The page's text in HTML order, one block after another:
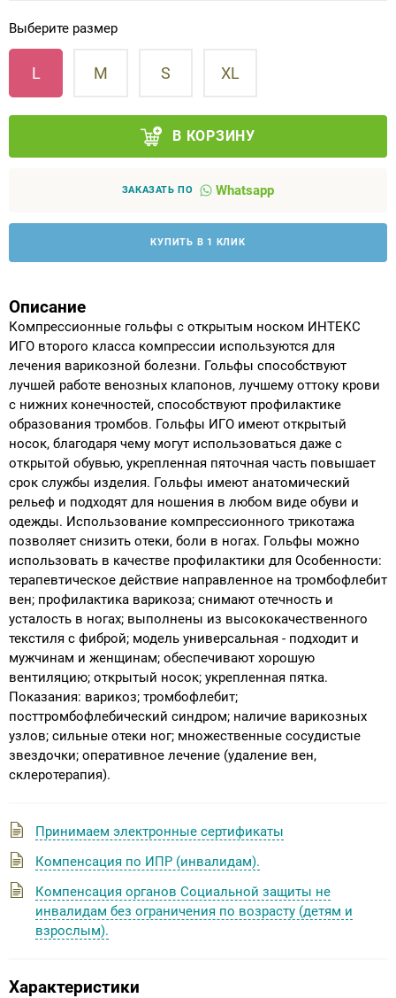
Выберите размер
L M S XL
В КОРЗИНУ
ЗАКАЗАТЬ ПО Whatsapp
КУПИТЬ В 1 КЛИК
Описание
Компрессионные гольфы с открытым носком ИНТЕКС
ИГО второго класса компрессии используются для
лечения варикозной болезни. Гольфы способствуют
лучшей работе венозных клапонов, лучшему оттоку крови
с нижних конечностей, способствуют профилактике
образования тромбов. Гольфы ИГО имеют открытый
носок, благодаря чему могут использоваться даже с
открытой обувью, укрепленная пяточная часть повышает
срок службы изделия. Гольфы имеют анатомический
рельеф и подходят для ношения в любом виде обуви и
одежды. Использование компрессионного трикотажа
позволяет снизить отеки, боли в ногах. Гольфы можно
использовать в качестве профилактики для Особенности:
терапевтическое действие направленное на тромбофлебит
вен; профилактика варикоза; снимают отечность и
усталость в ногах; выполнены из высококачественного
текстиля с фиброй; модель универсальная - подходит и
мужчинам и женщинам; обеспечивают хорошую
вентиляцию; открытый носок; укрепленная пятка.
Показания: варикоз; тромбофлебит;
посттромбофлебический синдром; наличие варикозных
узлов; сильные отеки ног; множественные сосудистые
звездочки; оперативное лечение (удаление вен,
склеротерапия).
Принимаем электронные сертификаты
Компенсация по ИПР (инвалидам).
Компенсация органов Социальной защиты не
инвалидам без ограничения по возрасту (детям и
взрослым).
Характеристики
Аппараты на суставы
Санитарные приспособления для
инвалидов
Противопролежневые матрасы, подушки
ОПОРЫ, ВЕРТИКАЛИЗАТОРЫ, Оборудование
Индивидуальное изготовление